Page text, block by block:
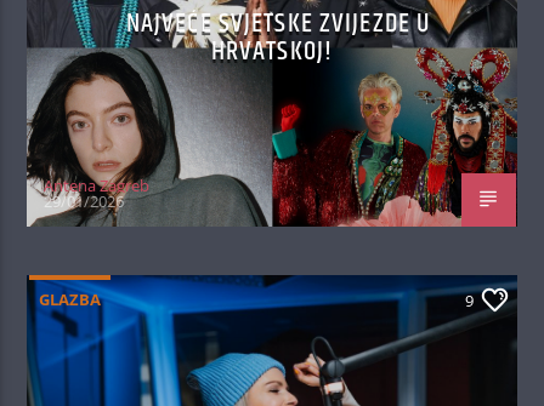
NAJVEĆE SVJETSKE ZVIJEZDE U
HRVATSKOJ!
Antena Zagreb
29/01/2026
GLAZBA 9